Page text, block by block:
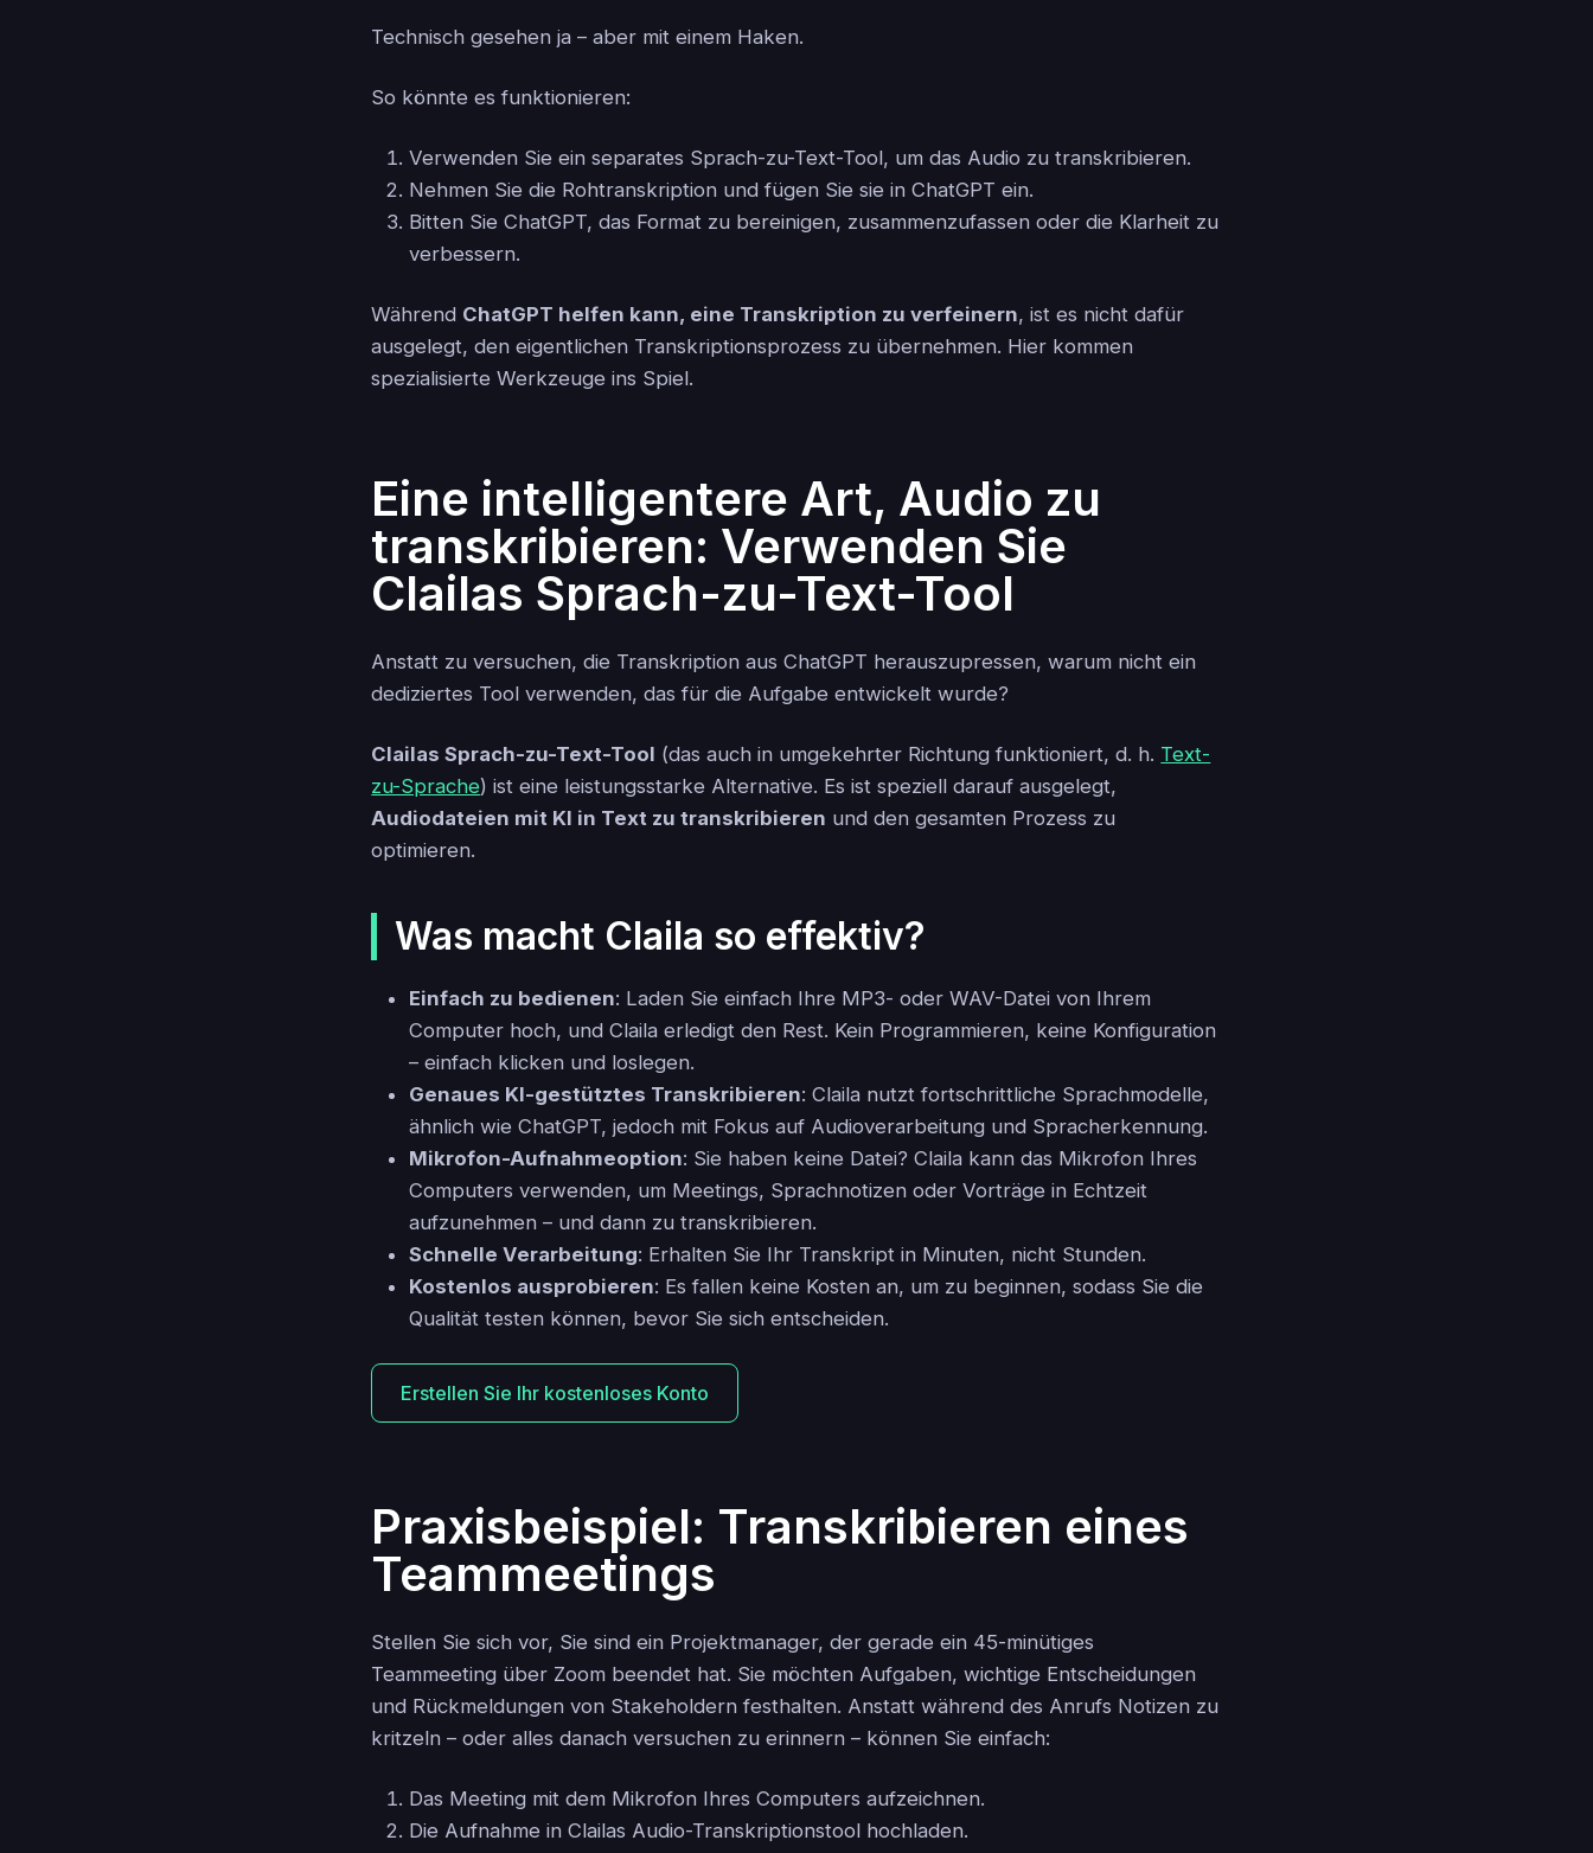
Technisch gesehen ja – aber mit einem Haken.
So könnte es funktionieren:
Verwenden Sie ein separates Sprach-zu-Text-Tool, um das Audio zu transkribieren.
Nehmen Sie die Rohtranskription und fügen Sie sie in ChatGPT ein.
Bitten Sie ChatGPT, das Format zu bereinigen, zusammenzufassen oder die Klarheit zu
verbessern.
Während ChatGPT helfen kann, eine Transkription zu verfeinern, ist es nicht dafür
ausgelegt, den eigentlichen Transkriptionsprozess zu übernehmen. Hier kommen
spezialisierte Werkzeuge ins Spiel.
Eine intelligentere Art, Audio zu
transkribieren: Verwenden Sie
Clailas Sprach-zu-Text-Tool
Anstatt zu versuchen, die Transkription aus ChatGPT herauszupressen, warum nicht ein
dediziertes Tool verwenden, das für die Aufgabe entwickelt wurde?
Clailas Sprach-zu-Text-Tool (das auch in umgekehrter Richtung funktioniert, d. h. Text-
zu-Sprache) ist eine leistungsstarke Alternative. Es ist speziell darauf ausgelegt,
Audiodateien mit KI in Text zu transkribieren und den gesamten Prozess zu
optimieren.
Was macht Claila so effektiv?
Einfach zu bedienen: Laden Sie einfach Ihre MP3- oder WAV-Datei von Ihrem
Computer hoch, und Claila erledigt den Rest. Kein Programmieren, keine Konfiguration
– einfach klicken und loslegen.
Genaues KI-gestütztes Transkribieren: Claila nutzt fortschrittliche Sprachmodelle,
ähnlich wie ChatGPT, jedoch mit Fokus auf Audioverarbeitung und Spracherkennung.
Mikrofon-Aufnahmeoption: Sie haben keine Datei? Claila kann das Mikrofon Ihres
Computers verwenden, um Meetings, Sprachnotizen oder Vorträge in Echtzeit
aufzunehmen – und dann zu transkribieren.
Schnelle Verarbeitung: Erhalten Sie Ihr Transkript in Minuten, nicht Stunden.
Kostenlos ausprobieren: Es fallen keine Kosten an, um zu beginnen, sodass Sie die
Qualität testen können, bevor Sie sich entscheiden.
Erstellen Sie Ihr kostenloses Konto
Praxisbeispiel: Transkribieren eines
Teammeetings
Stellen Sie sich vor, Sie sind ein Projektmanager, der gerade ein 45-minütiges
Teammeeting über Zoom beendet hat. Sie möchten Aufgaben, wichtige Entscheidungen
und Rückmeldungen von Stakeholdern festhalten. Anstatt während des Anrufs Notizen zu
kritzeln – oder alles danach versuchen zu erinnern – können Sie einfach:
Das Meeting mit dem Mikrofon Ihres Computers aufzeichnen.
Die Aufnahme in Clailas Audio-Transkriptionstool hochladen.